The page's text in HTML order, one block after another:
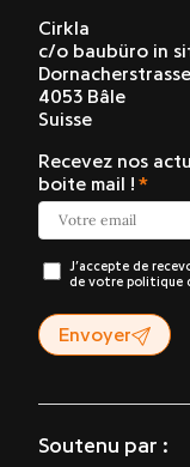
Cirkla
c/o baubüro in
4053 Bâle
Suisse
Recevez nos
boite mail !
J’accepte de
de votre politique
Envoyer
Soutenu par :